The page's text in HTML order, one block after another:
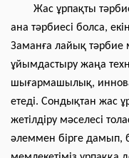
Жас ұрпақты
ана тәрбиесі болса,
Заманға лайық тәрбие
ұйымдастыру жаңа
шығармашылық,
етеді. Сондықтан жас
жетілдіру мәселесі
әлеммен бірге дамып,